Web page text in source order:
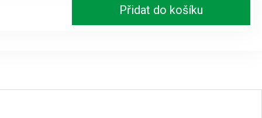
Přidat do košíku